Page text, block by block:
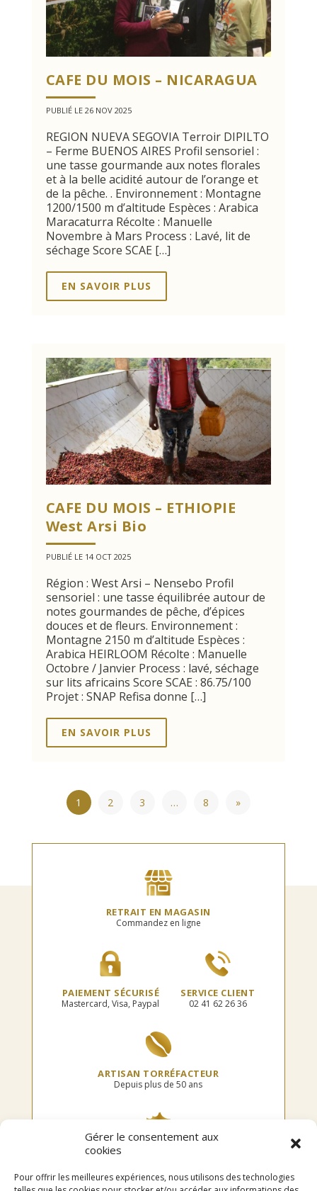
Gérer le consentement aux
cookies
Pour offrir les meilleures expériences, nous utilisons des technologies
CAFE DU MOIS – NICARAGUA
PUBLIÉ LE 26 NOV 2025
REGION NUEVA SEGOVIA Terroir DIPILTO
– Ferme BUENOS AIRES Profil sensoriel :
une tasse gourmande aux notes florales
et à la belle acidité autour de l’orange et
de la pêche. . Environnement : Montagne
1200/1500 m d’altitude Espèces : Arabica
Maracaturra Récolte : Manuelle
Novembre à Mars Process : Lavé, lit de
séchage Score SCAE […]
EN SAVOIR PLUS
CAFE DU MOIS – ETHIOPIE
West Arsi Bio
PUBLIÉ LE 14 OCT 2025
Région : West Arsi – Nensebo Profil
sensoriel : une tasse équilibrée autour de
notes gourmandes de pêche, d’épices
douces et de fleurs. Environnement :
Montagne 2150 m d’altitude Espèces :
Arabica HEIRLOOM Récolte : Manuelle
Octobre / Janvier Process : lavé, séchage
sur lits africains Score SCAE : 86.75/100
Projet : SNAP Refisa donne […]
EN SAVOIR PLUS
1 2 3 … 8 »
RETRAIT EN MAGASIN
Commandez en ligne
PAIEMENT SÉCURISÉ
Mastercard, Visa, Paypal
SERVICE CLIENT
02 41 62 26 36
ARTISAN TORRÉFACTEUR
Depuis plus de 50 ans
TORRÉFIÉ EN FRANCE